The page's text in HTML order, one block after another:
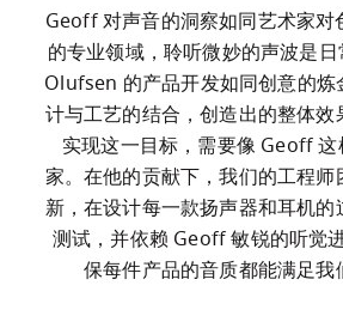
Geoff 对声音的洞察如同艺术家对
的专业领域，聆听微妙的声波是
Olufsen 的产品开发如同创意的
计与工艺的结合，创造出的整体效
实现这一目标，需要像 Geoff
家。在他的贡献下，我们的工程师
新，在设计每一款扬声器和耳机的
测试，并依赖 Geoff 敏锐的听觉
保每件产品的音质都能满足我